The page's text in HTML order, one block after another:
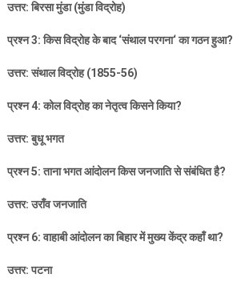
उत्तर: बिरसा मुंडा (मुंडा विद्रोह)
प्रश्न3:किस विद्रोह के बाद‘संथाल परगना‘का गठन हुआ?
उत्तर: संथाल विद्रोह (1855-56)
प्रश्न4:कोल विद्रोह का नेतृत्व किसने किया?
उत्तर: बुधू भगत
प्रश्न5:ताना भगत आंदोलन किस जनजाति से संबंधित है?
उत्तर: उराँव जनजाति
प्रश्न6:वाहाबी आंदोलन का बिहार में मुख्य केंद्र कहाँ था?
उत्तर: पटना